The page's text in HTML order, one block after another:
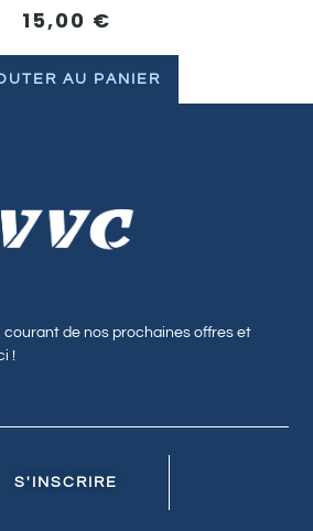
15,00 €
AU PANIER
courant de nos prochaines offres et
!
S'INSCRIRE